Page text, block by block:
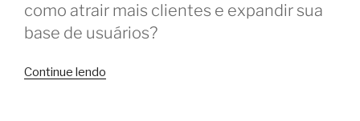
como atrair mais clientes e expandir sua
base de usuários?
Continue lendo